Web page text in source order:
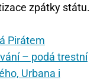
zpátky státu.
Pirátem
– podá trestní
Urbana i